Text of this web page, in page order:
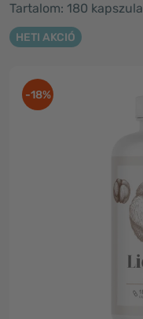
Tartalom: 180 kapszula
HETI AKCIÓ
-18%